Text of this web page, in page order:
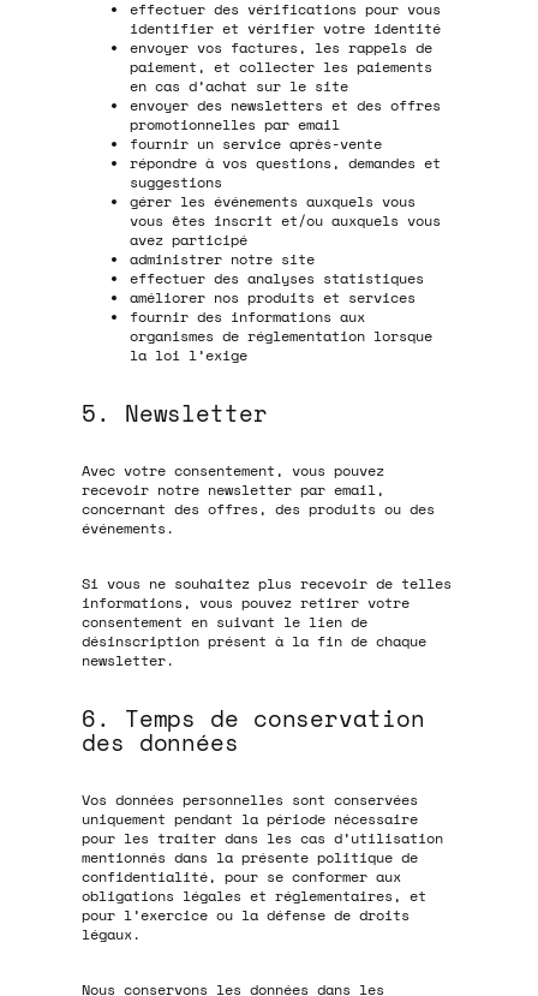
effectuer des vérifications pour vous
identifier et vérifier votre identité
envoyer vos factures, les rappels de
paiement, et collecter les paiements
en cas d’achat sur le site
envoyer des newsletters et des offres
promotionnelles par email
fournir un service après-vente
répondre à vos questions, demandes et
suggestions
gérer les événements auxquels vous
vous êtes inscrit et/ou auxquels vous
avez participé
administrer notre site
effectuer des analyses statistiques
améliorer nos produits et services
fournir des informations aux
organismes de réglementation lorsque
la loi l’exige
5. Newsletter
Avec votre consentement, vous pouvez
recevoir notre newsletter par email,
concernant des offres, des produits ou des
événements.
Si vous ne souhaitez plus recevoir de telles
informations, vous pouvez retirer votre
consentement en suivant le lien de
désinscription présent à la fin de chaque
newsletter.
6. Temps de conservation
des données
Vos données personnelles sont conservées
uniquement pendant la période nécessaire
pour les traiter dans les cas d’utilisation
mentionnés dans la présente politique de
confidentialité, pour se conformer aux
obligations légales et réglementaires, et
pour l’exercice ou la défense de droits
légaux.
Nous conservons les données dans les